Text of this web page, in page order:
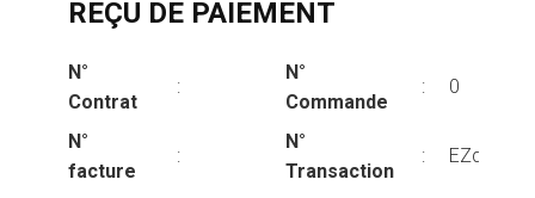
REÇU DE PAIEMENT
N°
Contrat
:
N°
Commande
: 0
N°
facture
:
N°
Transaction
: